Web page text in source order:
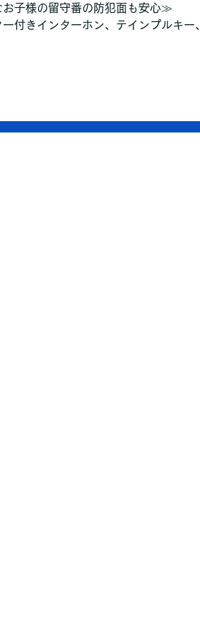
子様の留守番の防犯面も安心≫
付きインターホン、テインプルキー